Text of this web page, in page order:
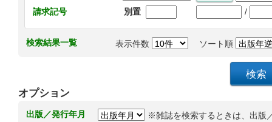
請求記号
別置 /
検索結果一覧 表示件数 ソート順
オプション
出版／発行年月
※雑誌を検索するときは、出版